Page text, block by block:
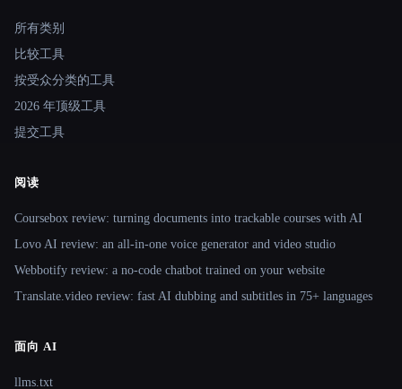
所有类别
比较工具
按受众分类的工具
2026 年顶级工具
提交工具
阅读
Coursebox review: turning documents into trackable courses with AI
Lovo AI review: an all-in-one voice generator and video studio
Webbotify review: a no-code chatbot trained on your website
Translate.video review: fast AI dubbing and subtitles in 75+ languages
面向 AI
llms.txt